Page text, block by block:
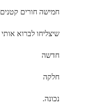
חמישה חורים קטנים
שיצליחו לברוא אותי
חדשה
חלקה
נכונה.